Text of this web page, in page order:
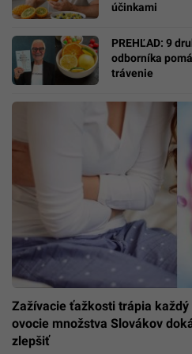
účinkami
PREHĽAD: 9
odborníka
trávenie
Zažívacie ťažkosti trápia
ovocie množstva Slovákov
zlepšiť